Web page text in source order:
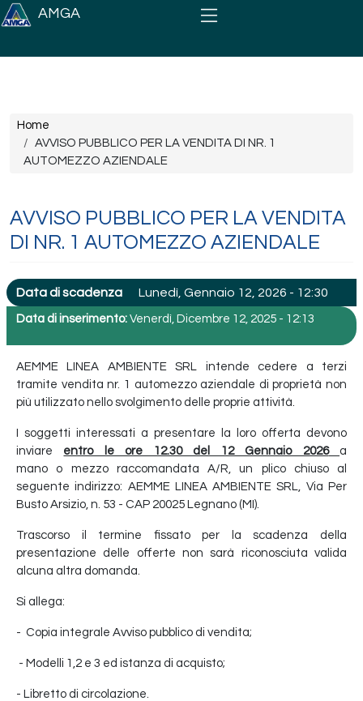
Salta al contenuto principale
AMGA
Briciole di pane
Home
AVVISO PUBBLICO PER LA VENDITA DI NR. 1
AUTOMEZZO AZIENDALE
AVVISO PUBBLICO PER LA VENDITA
DI NR. 1 AUTOMEZZO AZIENDALE
Data di scadenza Lunedì, Gennaio 12, 2026 - 12:30
Data di inserimento: Venerdì, Dicembre 12, 2025 - 12:13
AEMME LINEA AMBIENTE SRL intende cedere a terzi
tramite vendita nr. 1 automezzo aziendale di proprietà non
più utilizzato nello svolgimento delle proprie attività.
I soggetti interessati a presentare la loro offerta devono
inviare entro le ore 12.30 del 12 Gennaio 2026
a
mano o mezzo raccomandata A/R, un plico chiuso al
seguente indirizzo: AEMME LINEA AMBIENTE SRL, Via Per
Busto Arsizio, n. 53 - CAP 20025 Legnano (MI).
Trascorso il termine fissato per la scadenza della
presentazione delle offerte non sarà riconosciuta valida
alcuna altra domanda.
Si allega:
- Copia integrale Avviso pubblico di vendita;
- Modelli 1,2 e 3 ed istanza di acquisto;
- Libretto di circolazione.